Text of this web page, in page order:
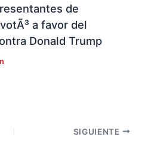
de
a favor del
Donald Trump
SIGUIENTE